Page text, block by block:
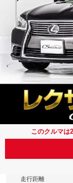
このクルマは
走行距離